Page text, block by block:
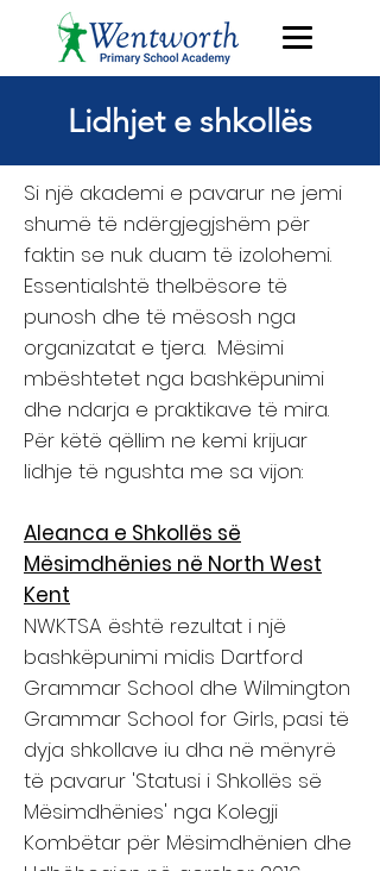
Lidhjet e shkollës
Si një akademi e pavarur ne jemi
shumë të ndërgjegjshëm për
faktin se nuk duam të izolohemi.
Essentialshtë thelbësore të
punosh dhe të mësosh nga
organizatat e tjera. Mësimi
mbështetet nga bashkëpunimi
dhe ndarja e praktikave të mira.
Për këtë qëllim ne kemi krijuar
lidhje të ngushta me sa vijon:
Aleanca e Shkollës së
Mësimdhënies në North West
Kent
NWKTSA është rezultat i një
bashkëpunimi midis Dartford
Grammar School dhe Wilmington
Grammar School for Girls, pasi të
dyja shkollave iu dha në mënyrë
të pavarur 'Statusi i Shkollës së
Mësimdhënies' nga Kolegji
Kombëtar për Mësimdhënien dhe